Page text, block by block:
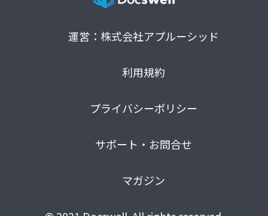
運営：株式会社アプルーシッド
利用規約
プライバシーポリシー
サポート・お問合せ
マガジン